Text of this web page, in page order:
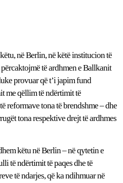
në Berlin, në këtë institucion të
të ardhmen e Ballkanit
provuar që t’i japim fund
me qëllim të ndërtimit të
reformave tona të brendshme – dhe
tona respektive drejt të ardhmes
këtu në Berlin – në qytetin e
të ndërtimit të paqes dhe të
të ndarjes, që ka ndihmuar në